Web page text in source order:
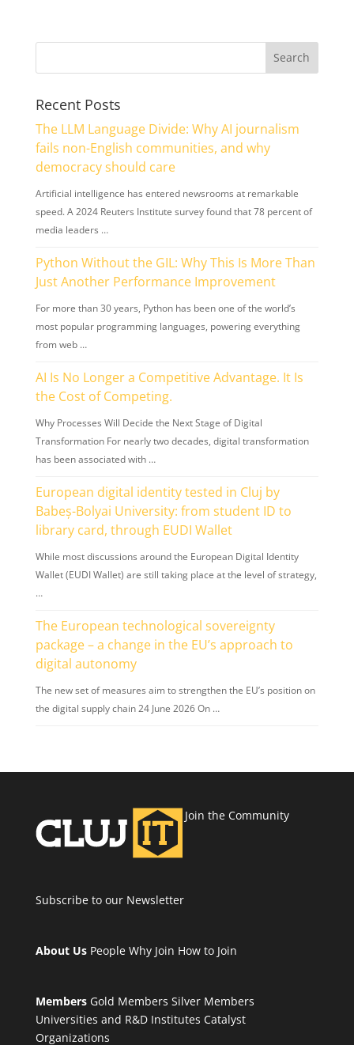
Recent Posts
The LLM Language Divide: Why AI journalism
fails non-English communities, and why
democracy should care
Artificial intelligence has entered newsrooms at remarkable
speed. A 2024 Reuters Institute survey found that 78 percent of
media leaders …
Python Without the GIL: Why This Is More Than
Just Another Performance Improvement
For more than 30 years, Python has been one of the world’s
most popular programming languages, powering everything
from web …
AI Is No Longer a Competitive Advantage. It Is
the Cost of Competing.
Why Processes Will Decide the Next Stage of Digital
Transformation For nearly two decades, digital transformation
has been associated with …
European digital identity tested in Cluj by
Babeș-Bolyai University: from student ID to
library card, through EUDI Wallet
While most discussions around the European Digital Identity
Wallet (EUDI Wallet) are still taking place at the level of strategy,
…
The European technological sovereignty
package – a change in the EU’s approach to
digital autonomy
The new set of measures aim to strengthen the EU’s position on
the digital supply chain 24 June 2026 On …
Join the Community
Subscribe to our Newsletter
About Us People Why Join How to Join
Members Gold Members Silver Members
Universities and R&D Institutes Catalyst
Organizations